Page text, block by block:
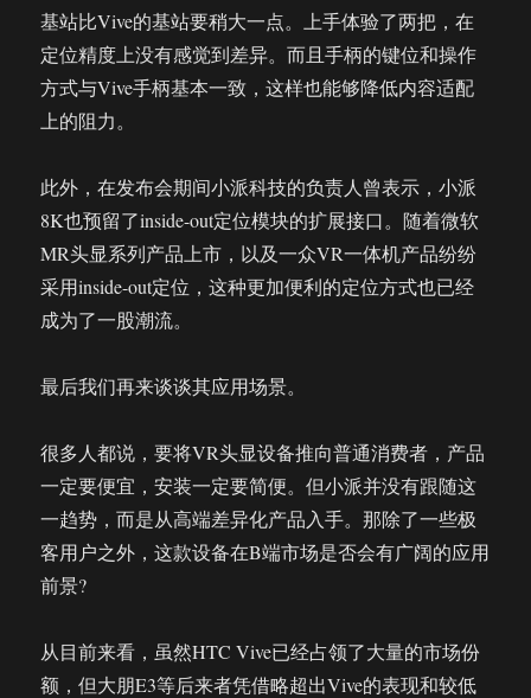
基站比Vive的基站要稍大一点。上手体验了两把，在
定位精度上没有感觉到差异。而且手柄的键位和操作
方式与Vive手柄基本一致，这样也能够降低内容适配
上的阻力。
此外，在发布会期间小派科技的负责人曾表示，小派
8K也预留了inside-out定位模块的扩展接口。随着微软
MR头显系列产品上市，以及一众VR一体机产品纷纷
采用inside-out定位，这种更加便利的定位方式也已经
成为了一股潮流。
最后我们再来谈谈其应用场景。
很多人都说，要将VR头显设备推向普通消费者，产品
一定要便宜，安装一定要简便。但小派并没有跟随这
一趋势，而是从高端差异化产品入手。那除了一些极
客用户之外，这款设备在B端市场是否会有广阔的应用
前景?
从目前来看，虽然HTC Vive已经占领了大量的市场份
额，但大朋E3等后来者凭借略超出Vive的表现和较低